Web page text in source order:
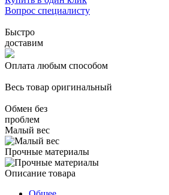
Вопрос специалисту
Быстро
доставим
Оплата любым способом
Весь товар оригинальный
Обмен без
проблем
Малый вес
Прочные материалы
Описание товара